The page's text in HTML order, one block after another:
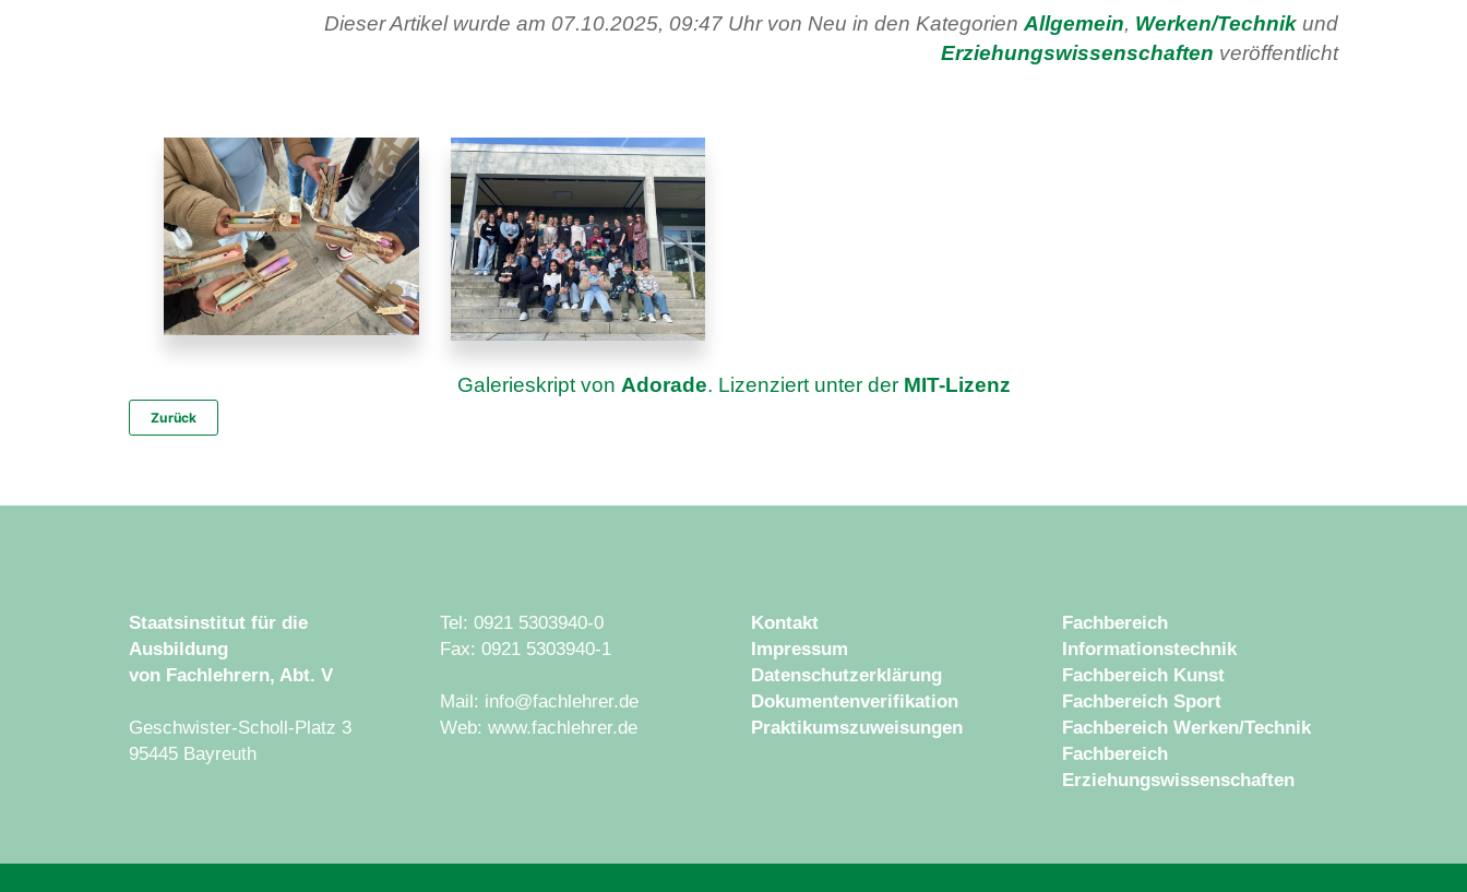
Dieser Artikel wurde am 07.10.2025, 09:47 Uhr von Neu in den Kategorien Allgemein, Werken/Technik und
Erziehungswissenschaften veröffentlicht
Galerieskript von Adorade. Lizenziert unter der MIT-Lizenz
Zurück
Staatsinstitut für die
Ausbildung
von Fachlehrern, Abt. V
Geschwister-Scholl-Platz 3
95445 Bayreuth
Tel: 0921 5303940-0
Fax: 0921 5303940-1
Mail: info@fachlehrer.de
Web: www.fachlehrer.de
Kontakt
Impressum
Datenschutzerklärung
Dokumentenverifikation
Praktikumszuweisungen
Fachbereich
Informationstechnik
Fachbereich Kunst
Fachbereich Sport
Fachbereich Werken/Technik
Fachbereich
Erziehungswissenschaften